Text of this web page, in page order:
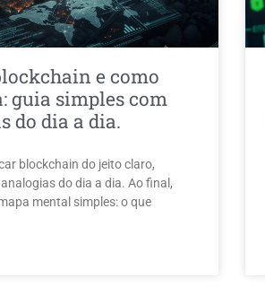
e como
guia simples com
do dia a dia.
blockchain do jeito claro,
do dia a dia. Ao final,
mental simples: o que